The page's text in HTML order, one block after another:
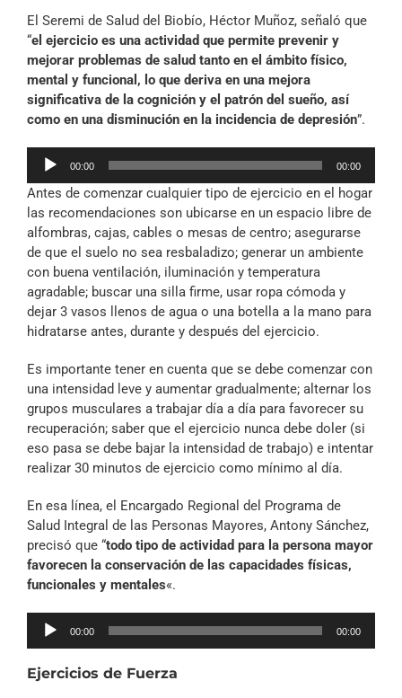
El Seremi de Salud del Biobío, Héctor Muñoz, señaló que
“el ejercicio es una actividad que permite prevenir y
mejorar problemas de salud tanto en el ámbito físico,
mental y funcional, lo que deriva en una mejora
significativa de la cognición y el patrón del sueño, así
como en una disminución en la incidencia de depresión”.
Reproductor
audio
00:00 00:00
Antes de comenzar cualquier tipo de ejercicio en el hogar
las recomendaciones son ubicarse en un espacio libre de
alfombras, cajas, cables o mesas de centro; asegurarse
de que el suelo no sea resbaladizo; generar un ambiente
con buena ventilación, iluminación y temperatura
agradable; buscar una silla firme, usar ropa cómoda y
dejar 3 vasos llenos de agua o una botella a la mano para
hidratarse antes, durante y después del ejercicio.
Es importante tener en cuenta que se debe comenzar con
una intensidad leve y aumentar gradualmente; alternar los
grupos musculares a trabajar día a día para favorecer su
recuperación; saber que el ejercicio nunca debe doler (si
eso pasa se debe bajar la intensidad de trabajo) e intentar
realizar 30 minutos de ejercicio como mínimo al día.
En esa línea, el Encargado Regional del Programa de
Salud Integral de las Personas Mayores, Antony Sánchez,
precisó que “todo tipo de actividad para la persona mayor
favorecen la conservación de las capacidades físicas,
funcionales y mentales«.
Reproductor
00:00 00:00
Ejercicios de Fuerza